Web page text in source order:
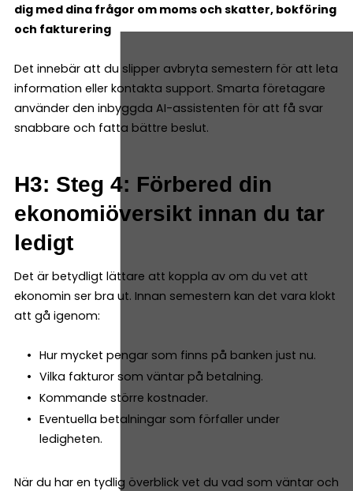
dig med dina frågor om moms och skatter, bokföring
och fakturering
Det innebär att du slipper avbryta semestern för att leta
information eller kontakta support. Smarta företagare
använder den inbyggda AI-assistenten för att få svar
snabbare och fatta bättre beslut.
H3: Steg 4: Förbered din
ekonomiöversikt innan du tar
ledigt
Det är betydligt lättare att koppla av om du vet att
ekonomin ser bra ut. Innan semestern kan det vara klokt
att gå igenom:
Hur mycket pengar som finns på banken just nu.
Vilka fakturor som väntar på betalning.
Kommande större kostnader.
Eventuella betalningar som förfaller under
ledigheten.
När du har en tydlig överblick vet du vad som väntar och